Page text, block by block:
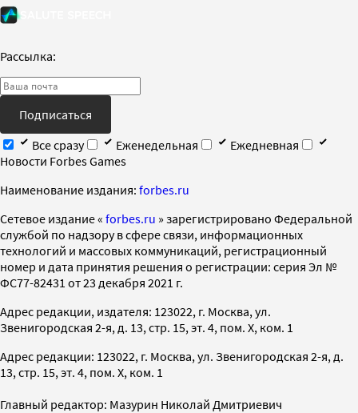
Рассылка:
Подписаться
Все сразу
Еженедельная
Ежедневная
Новости Forbes Games
Наименование издания: forbes.ru
Cетевое издание « forbes.ru » зарегистрировано Федеральной
службой по надзору в сфере связи, информационных
технологий и массовых коммуникаций, регистрационный
номер и дата принятия решения о регистрации: серия Эл №
ФС77-82431 от 23 декабря 2021 г.
Адрес редакции, издателя: 123022, г. Москва, ул.
Звенигородская 2-я, д. 13, стр. 15, эт. 4, пом. X, ком. 1
Адрес редакции: 123022, г. Москва, ул. Звенигородская 2-я, д.
13, стр. 15, эт. 4, пом. X, ком. 1
Главный редактор: Мазурин Николай Дмитриевич